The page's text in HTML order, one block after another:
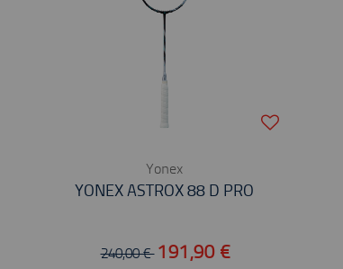
Yonex
YONEX ASTROX 88 D PRO
240,00 € 191,90 €